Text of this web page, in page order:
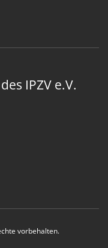
IPZV e.V.
vorbehalten.